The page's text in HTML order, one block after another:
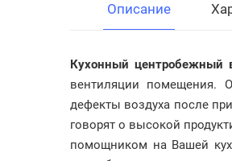
Описание
Кухонный центробежный
вентиляции помещения.
дефекты воздуха после
говорят о высокой
помощником на Вашей